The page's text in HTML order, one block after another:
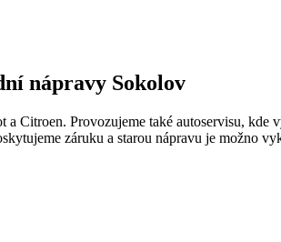
nápravy Sokolov
Citroen. Provozujeme také autoservisu,
záruku a starou nápravu je možno